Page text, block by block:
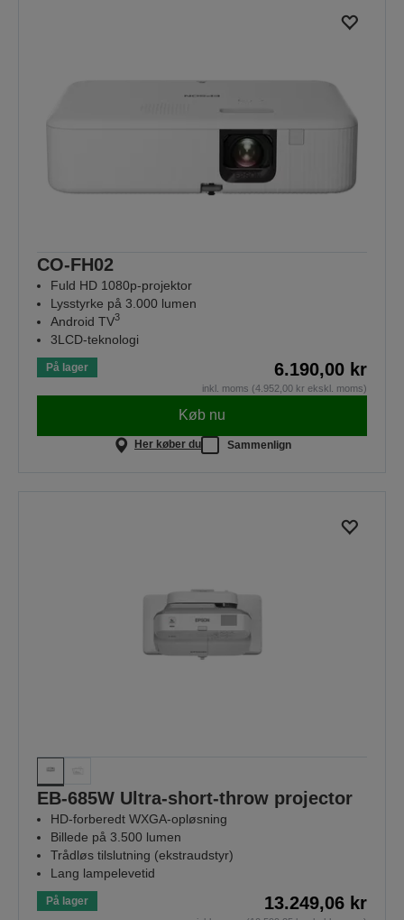
CO-FH02
Fuld HD 1080p-projektor
Lysstyrke på 3.000 lumen
Android TV3
3LCD-teknologi
På lager 6.190,00 kr
inkl. moms (4.952,00 kr ekskl. moms)
Køb nu
Her køber du Sammenlign
EB-685W Ultra-short-throw projector
HD-forberedt WXGA-opløsning
Billede på 3.500 lumen
Trådløs tilslutning (ekstraudstyr)
Lang lampelevetid
På lager 13.249,06 kr